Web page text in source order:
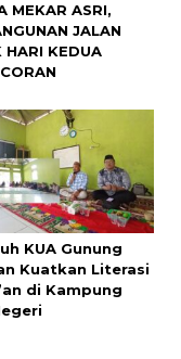
MEKAR ASRI,
JALAN
HARI KEDUA
KUA Gunung
Kuatkan Literasi
di Kampung